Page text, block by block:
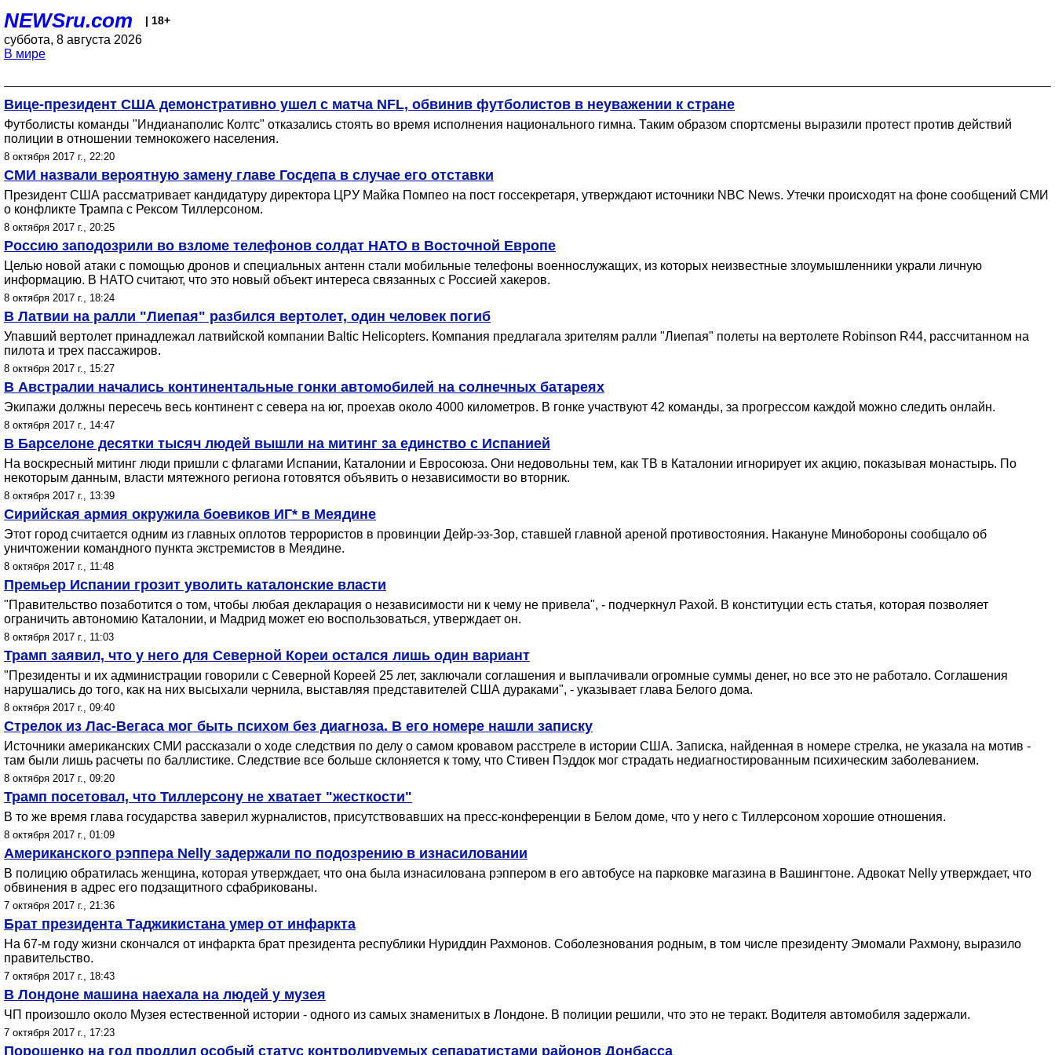
NEWSru.com | 18+
суббота, 8 августа 2026
В мире
Вице-президент США демонстративно ушел с матча NFL, обвинив футболистов в неуважении к стране
Футболисты команды "Индианаполис Колтс" отказались стоять во время исполнения национального гимна. Таким образом спортсмены выразили протест против действий
полиции в отношении темнокожего населения.
8 октября 2017 г., 22:20
СМИ назвали вероятную замену главе Госдепа в случае его отставки
Президент США рассматривает кандидатуру директора ЦРУ Майка Помпео на пост госсекретаря, утверждают источники NBC News. Утечки происходят на фоне сообщений СМИ
о конфликте Трампа с Рексом Тиллерсоном.
8 октября 2017 г., 20:25
Россию заподозрили во взломе телефонов солдат НАТО в Восточной Европе
Целью новой атаки с помощью дронов и специальных антенн стали мобильные телефоны военнослужащих, из которых неизвестные злоумышленники украли личную
информацию. В НАТО считают, что это новый объект интереса связанных с Россией хакеров.
8 октября 2017 г., 18:24
В Латвии на ралли "Лиепая" разбился вертолет, один человек погиб
Упавший вертолет принадлежал латвийской компании Baltic Helicopters. Компания предлагала зрителям ралли "Лиепая" полеты на вертолете Robinson R44, рассчитанном на
пилота и трех пассажиров.
8 октября 2017 г., 15:27
В Австралии начались континентальные гонки автомобилей на солнечных батареях
Экипажи должны пересечь весь континент с севера на юг, проехав около 4000 километров. В гонке участвуют 42 команды, за прогрессом каждой можно следить онлайн.
8 октября 2017 г., 14:47
В Барселоне десятки тысяч людей вышли на митинг за единство с Испанией
На воскресный митинг люди пришли с флагами Испании, Каталонии и Евросоюза. Они недовольны тем, как ТВ в Каталонии игнорирует их акцию, показывая монастырь. По
некоторым данным, власти мятежного региона готовятся объявить о независимости во вторник.
8 октября 2017 г., 13:39
Сирийская армия окружила боевиков ИГ* в Меядине
Этот город считается одним из главных оплотов террористов в провинции Дейр-эз-Зор, ставшей главной ареной противостояния. Накануне Минобороны сообщало об
уничтожении командного пункта экстремистов в Меядине.
8 октября 2017 г., 11:48
Премьер Испании грозит уволить каталонские власти
"Правительство позаботится о том, чтобы любая декларация о независимости ни к чему не привела", - подчеркнул Рахой. В конституции есть статья, которая позволяет
ограничить автономию Каталонии, и Мадрид может ею воспользоваться, утверждает он.
8 октября 2017 г., 11:03
Трамп заявил, что у него для Северной Кореи остался лишь один вариант
"Президенты и их администрации говорили с Северной Кореей 25 лет, заключали соглашения и выплачивали огромные суммы денег, но все это не работало. Соглашения
нарушались до того, как на них высыхали чернила, выставляя представителей США дураками", - указывает глава Белого дома.
8 октября 2017 г., 09:40
Стрелок из Лас-Вегаса мог быть психом без диагноза. В его номере нашли записку
Источники американских СМИ рассказали о ходе следствия по делу о самом кровавом расстреле в истории США. Записка, найденная в номере стрелка, не указала на мотив -
там были лишь расчеты по баллистике. Следствие все больше склоняется к тому, что Стивен Пэддок мог страдать недиагностированным психическим заболеванием.
8 октября 2017 г., 09:20
Трамп посетовал, что Тиллерсону не хватает "жесткости"
В то же время глава государства заверил журналистов, присутствовавших на пресс-конференции в Белом доме, что у него с Тиллерсоном хорошие отношения.
8 октября 2017 г., 01:09
Американского рэппера Nelly задержали по подозрению в изнасиловании
В полицию обратилась женщина, которая утверждает, что она была изнасилована рэппером в его автобусе на парковке магазина в Вашингтоне. Адвокат Nelly утверждает, что
обвинения в адрес его подзащитного сфабрикованы.
7 октября 2017 г., 21:36
Брат президента Таджикистана умер от инфаркта
На 67-м году жизни скончался от инфаркта брат президента республики Нуриддин Рахмонов. Соболезнования родным, в том числе президенту Эмомали Рахмону, выразило
правительство.
7 октября 2017 г., 18:43
В Лондоне машина наехала на людей у музея
ЧП произошло около Музея естественной истории - одного из самых знаменитых в Лондоне. В полиции решили, что это не теракт. Водителя автомобиля задержали.
7 октября 2017 г., 17:23
Порошенко на год продлил особый статус контролируемых сепаратистами районов Донбасса